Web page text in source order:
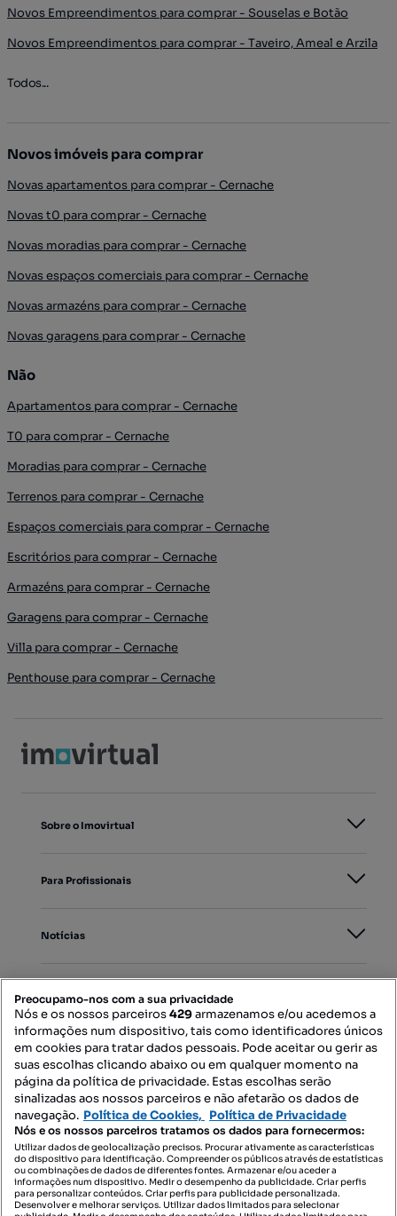
Novos Empreendimentos para comprar - Souselas e Botão
Novos Empreendimentos para comprar - Taveiro, Ameal e Arzila
Todos...
Novos imóveis para comprar
Novas apartamentos para comprar - Cernache
Novas t0 para comprar - Cernache
Novas moradias para comprar - Cernache
Novas espaços comerciais para comprar - Cernache
Novas armazéns para comprar - Cernache
Novas garagens para comprar - Cernache
Não
Apartamentos para comprar - Cernache
T0 para comprar - Cernache
Moradias para comprar - Cernache
Terrenos para comprar - Cernache
Espaços comerciais para comprar - Cernache
Escritórios para comprar - Cernache
Armazéns para comprar - Cernache
Garagens para comprar - Cernache
Villa para comprar - Cernache
Penthouse para comprar - Cernache
Sobre o Imovirtual
Para Profissionais
Notícias
Mapa do Site
Contacte-nos
SIGA-NOS:
Preocupamo-nos com a sua privacidade
Nós e os nossos parceiros429armazenamos e/ou acedemos a
informações num dispositivo, tais como identificadores únicos
em cookies para tratar dados pessoais. Pode aceitar ou gerir as
suas escolhas clicando abaixo ou em qualquer momento na
página da política de privacidade. Estas escolhas serão
sinalizadas aos nossos parceiros e não afetarão os dados de
navegação. Política de Cookies, Política de Privacidade
Nós e os nossos parceiros tratamos os dados para fornecermos:
Utilizar dados de geolocalização precisos. Procurar ativamente as características
do dispositivo para identificação. Compreender os públicos através de estatísticas
ou combinações de dados de diferentes fontes. Armazenar e/ou aceder a
informações num dispositivo. Medir o desempenho da publicidade. Criar perfis
para personalizar conteúdos. Criar perfis para publicidade personalizada.
Desenvolver e melhorar serviços. Utilizar dados limitados para selecionar